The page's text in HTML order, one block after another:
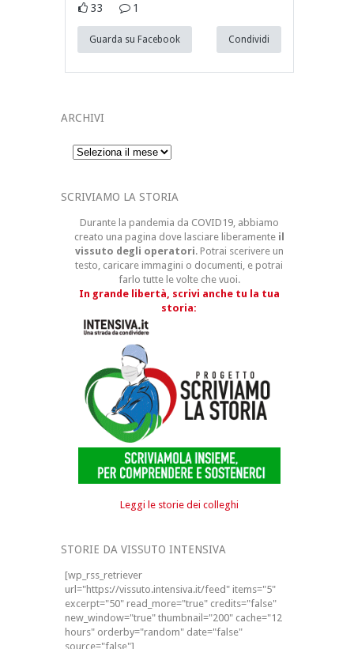
33 1
Guarda su Facebook Condividi
ARCHIVI
Archivi
SCRIVIAMO LA STORIA
Durante la pandemia da COVID19, abbiamo
creato una pagina dove lasciare liberamenteil
vissuto degli operatori. Potrai scerivere un
testo, caricare immagini o documenti, e potrai
farlo tutte le volte che vuoi.
In grande libertà, scrivi anche tu la tua
storia:
Leggi le storie dei colleghi
STORIE DA VISSUTO INTENSIVA
[wp_rss_retriever
url="https://vissuto.intensiva.it/feed" items="5"
excerpt="50" read_more="true" credits="false"
new_window="true" thumbnail="200" cache="12
hours" orderby="random" date="false"
source="false"]